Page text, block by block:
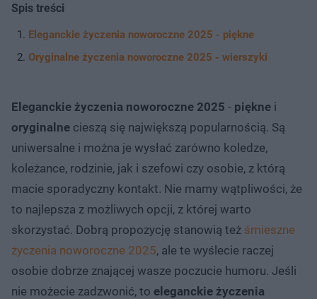
Spis treści
Eleganckie życzenia noworoczne 2025 - piękne
Oryginalne życzenia noworoczne 2025 - wierszyki
Eleganckie życzenia noworoczne 2025 - piękne i
oryginalne cieszą się największą popularnością. Są
uniwersalne i można je wysłać zarówno koledze,
koleżance, rodzinie, jak i szefowi czy osobie, z którą
macie sporadyczny kontakt. Nie mamy wątpliwości, że
to najlepsza z możliwych opcji, z której warto
skorzystać. Dobrą propozycję stanowią też śmieszne
życzenia noworoczne 2025, ale te wyślecie raczej
osobie dobrze znającej wasze poczucie humoru. Jeśli
nie możecie zadzwonić, to eleganckie życzenia